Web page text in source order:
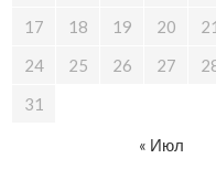
17
18 19 20 21
24
25 26 27
31
« Июл